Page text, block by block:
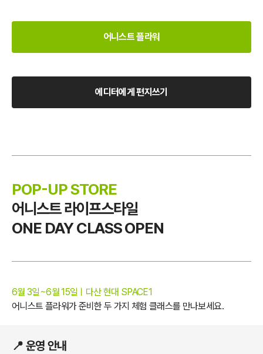
어니스트 플라워
에디터에게 편지쓰기
POP-UP STORE
어니스트 라이프스타일
ONE DAY CLASS OPEN
6월 3일~6월 15일ㅣ다산 현대 SPACE1
어니스트 플라워가 준비한 두 가지 체험 클래스를 만나보세요.
📍 운영 안내